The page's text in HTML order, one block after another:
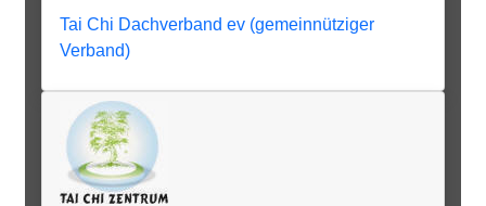
Tai Chi Dachverband ev (gemeinnütziger
Verband)